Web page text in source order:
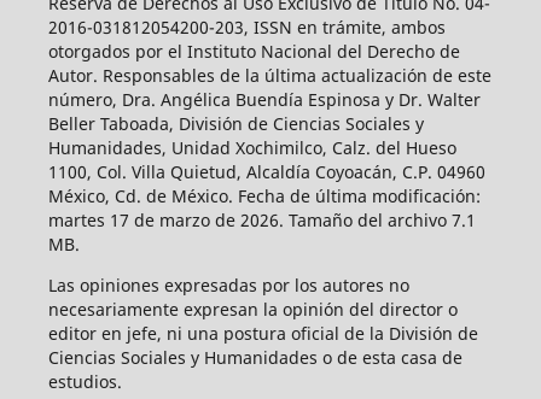
2016-031812054200-203, ISSN en trámite, ambos
otorgados por el Instituto Nacional del Derecho de
Autor. Responsables de la última actualización de este
número, Dra. Angélica Buendía Espinosa y Dr. Walter
Beller Taboada, División de Ciencias Sociales y
Humanidades, Unidad Xochimilco, Calz. del Hueso
1100, Col. Villa Quietud, Alcaldía Coyoacán, C.P. 04960
México, Cd. de México. Fecha de última modificación:
martes 17 de marzo de 2026. Tamaño del archivo 7.1
MB.
Las opiniones expresadas por los autores no
necesariamente expresan la opinión del director o
editor en jefe, ni una postura oficial de la División de
Ciencias Sociales y Humanidades o de esta casa de
estudios.